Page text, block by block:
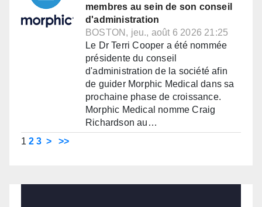
membres au sein de son conseil
d'administration
BOSTON, jeu., août 6 2026 21:25
Le Dr Terri Cooper a été nommée
présidente du conseil
d'administration de la société afin
de guider Morphic Medical dans sa
prochaine phase de croissance.
Morphic Medical nomme Craig
Richardson au…
1 2 3 > >>